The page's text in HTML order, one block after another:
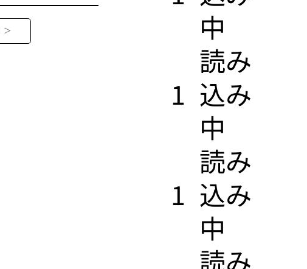
中
1
​読み
込み
中
1
​読み
込み
中
​読み
＞